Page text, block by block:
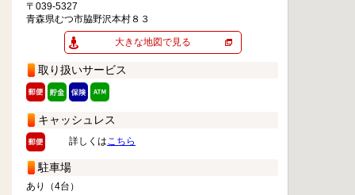
〒039-5327
青森県むつ市脇野沢本村８３
大きな地図で見る
取り扱いサービス
キャッシュレス
詳しくはこちら
駐車場
あり（4台）